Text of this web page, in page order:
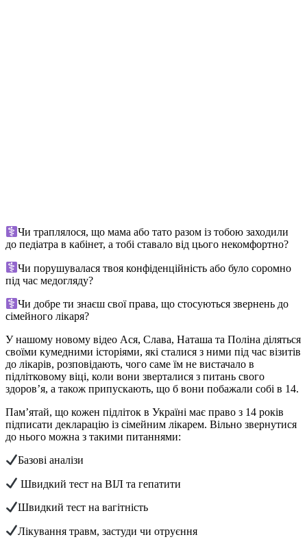
Чи траплялося, що мама або тато разом із тобою заходили
до педіатра в кабінет, а тобі ставало від цього некомфортно?
Чи порушувалася твоя конфіденційність або було соромно
під час медогляду?
Чи добре ти знаєш свої права, що стосуються звернень до
сімейного лікаря?
У нашому новому відео Ася, Слава, Наташа та Поліна діляться
своїми кумедними історіями, які сталися з ними під час візитів
до лікарів, розповідають, чого саме їм не вистачало в
підлітковому віці, коли вони зверталися з питань свого
здоров’я, а також припускають, що б вони побажали собі в 14.
Пам’ятай, що кожен підліток в Україні має право з 14 років
підписати декларацію із сімейним лікарем. Вільно звернутися
до нього можна з такими питаннями:
Базові аналізи
Швидкий тест на ВІЛ та гепатити
Швидкий тест на вагітність
Лікування травм, застуди чи отруєння